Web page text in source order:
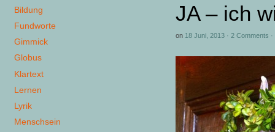
JA – ich
on 18 Juni, 2013 · 2 Comments ·
Bildung
Fundworte
Gimmick
Globus
Klartext
Lernen
Lyrik
Menschsein